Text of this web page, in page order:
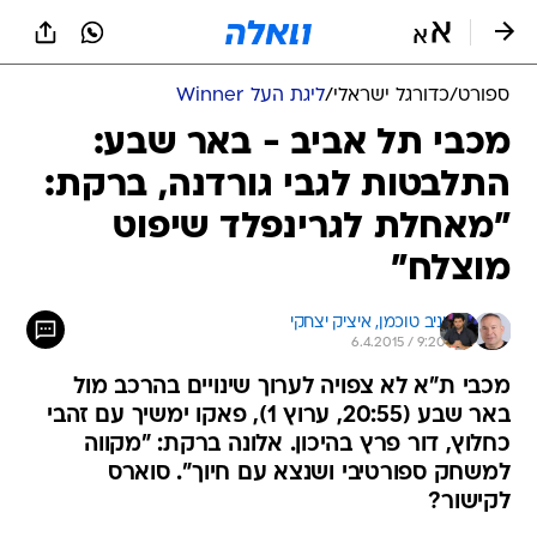
ספורט/כדורגל ישראלי/ליגת העל Winner
מכבי תל אביב - באר שבע:
התלבטות לגבי גורדנה, ברקת:
"מאחלת לגרינפלד שיפוט
מוצלח"
יניב טוכמן, איציק יצחקי
6.4.2015 / 9:20
מכבי ת"א לא צפויה לערוך שינויים בהרכב מול
באר שבע (20:55, ערוץ 1), פאקו ימשיך עם זהבי
כחלוץ, דור פרץ בהיכון. אלונה ברקת: "מקווה
למשחק ספורטיבי ושנצא עם חיוך". סוארס
לקישור?